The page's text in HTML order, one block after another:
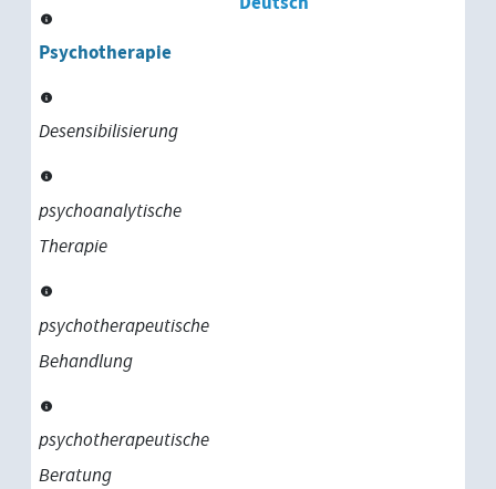
Psychotherapie
Desensibilisierung
psychoanalytische
Therapie
psychotherapeutische
Behandlung
psychotherapeutische
Beratung